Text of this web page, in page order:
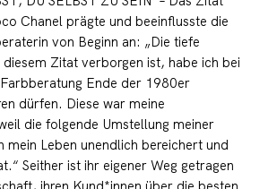
Chanel prägte und beeinflusste die
von Beginn an: „Die tiefe
Zitat verborgen ist, habe ich bei
Ende der 1980er
dürfen. Diese war meine
die folgende Umstellung meiner
mein Leben unendlich bereichert und
Seither ist ihr eigener Weg getragen